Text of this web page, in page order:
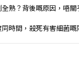
熟？背後嘅原因，唔
時間，殺死有害細菌嘅